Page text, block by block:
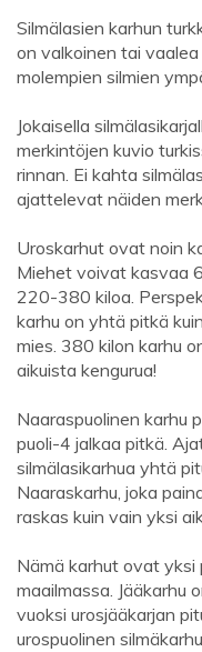
Silmälasien karhun
on valkoinen tai
molempien silmien
Jokaisella
merkintöjen kuvio
rinnan. Ei kahta
ajattelevat näiden
Uroskarhut ovat noin
Miehet voivat kasvaa
220-380 kiloa.
karhu on yhtä pitkä
mies. 380 kilon karhu
aikuista kengurua!
Naaraspuolinen karhu
puoli-4 jalkaa pitkä.
silmälasikarhua yhtä
Naaraskarhu, joka
raskas kuin vain yksi
Nämä karhut ovat yksi
maailmassa. Jääkarhu
vuoksi urosjääkarjan
urospuolinen